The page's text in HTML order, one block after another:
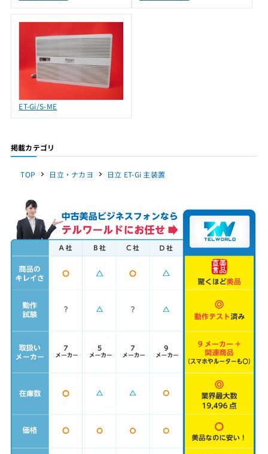
ET-Gi/S-ME
掲載カテゴリ
TOP 日立・ナカヨ 日立 ET-Gi 主装置